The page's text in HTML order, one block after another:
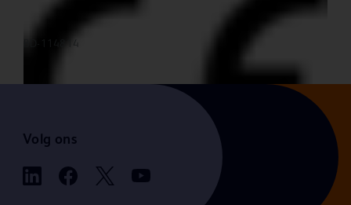
BD-114814
Volg ons